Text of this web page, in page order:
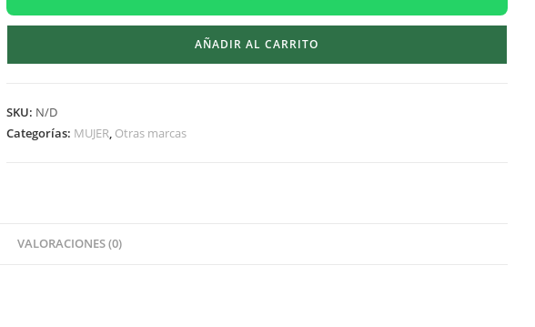
AÑADIR AL CARRITO
SKU: N/D
Categorías: MUJER, Otras marcas
VALORACIONES (0)